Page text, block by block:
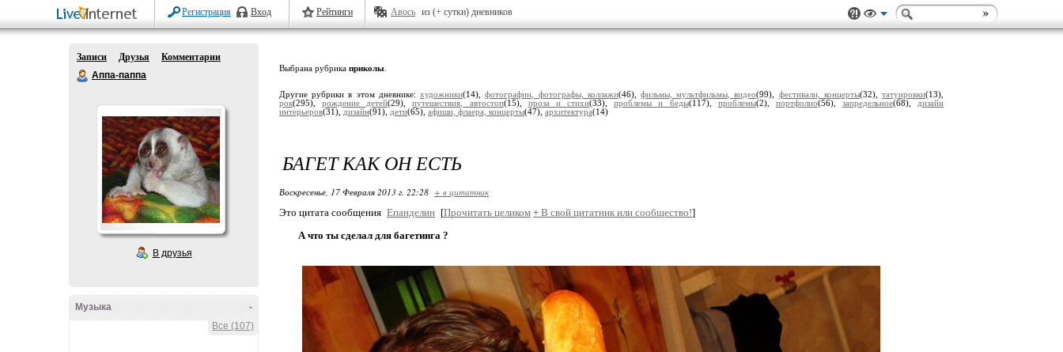
Регистрация Вход Рейтинги Авось из (+ сутки) дневников
Записи Друзья
Комментарии
Аппа-паппа
В друзья
-
Музыка
Все (107)
Выбрана рубрика приколы
Другие рубрики в этом дневнике:художники(14),фотографии, фотографы, коллажи(46), фильмы, мультфильмы, видео(99), фестивали, концерты(32),татуировки(13),
рок(295),рождение детей(29),путешествия, автостоп(15), проза и стихи(33),проблемы и беды(117), проблемы(2), портфолио(56), запредельное(68), дизайн
интерьеров(31), дизайн(91), дети(65), афиши, флаера, концерты(47), архитектура(14)
БАГЕТ КАК ОН ЕСТЬ
Воскресенье, 17 Февраля 2013 г. 22:28 + в цитатник
Это цитата сообщения Епанделин [Прочитать целиком + В свой цитатник или сообщество!]
А что ты сделал для багетинга ?